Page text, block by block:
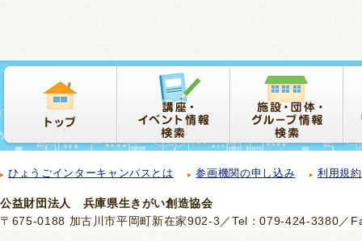
ひょうごインターキャンパスとは 参画機関の申し込み 利用規約
公益財団法人 兵庫県生きがい創造協会
〒675-0188 加古川市平岡町新在家902-3／Tel：079-424-3380／